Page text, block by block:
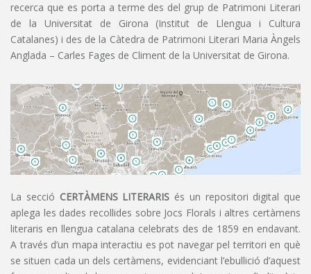
recerca que es porta a terme des del grup de Patrimoni Literari
de la Universitat de Girona (Institut de Llengua i Cultura
Catalanes) i des de la Càtedra de Patrimoni Literari Maria Àngels
Anglada – Carles Fages de Climent de la Universitat de Girona.
La secció CERTÀMENS LITERARIS és un repositori digital que
aplega les dades recollides sobre Jocs Florals i altres certàmens
literaris en llengua catalana celebrats des de 1859 en endavant.
A través d’un mapa interactiu es pot navegar pel territori en què
se situen cada un dels certàmens, evidenciant l’ebullició d’aquest